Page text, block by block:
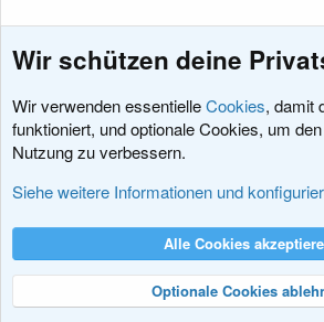
Sprachpakete
Nutzungsbedingungen Datenschutz
R
Community platform by XenForo® © 2010-2024 XenForo
Wir schützen deine
Wir verwenden essentielleCookies, damit
funktioniert, und optionale Cookies, um
Nutzung zu verbessern.
Siehe weitere Informationen und
Alle Cookies
Optionale Cookies